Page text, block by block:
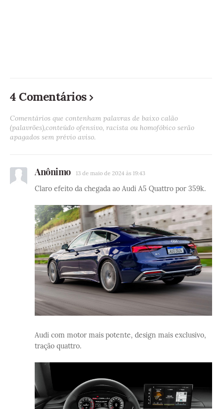
4 Comentários
Comentários que contenham palavras de baixo calão
(palavrões),conteúdo ofensivo, racista ou homofóbico serão
apagados sem prévio aviso.
Anônimo 13 de maio de 2024 às 19:43
Claro efeito da chegada ao Audi A5 Quattro por 359k.
Audi com motor mais potente, design mais exclusivo,
tração quattro.